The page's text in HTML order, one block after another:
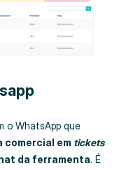
o WhatsApp que
em tickets
da ferramenta. É